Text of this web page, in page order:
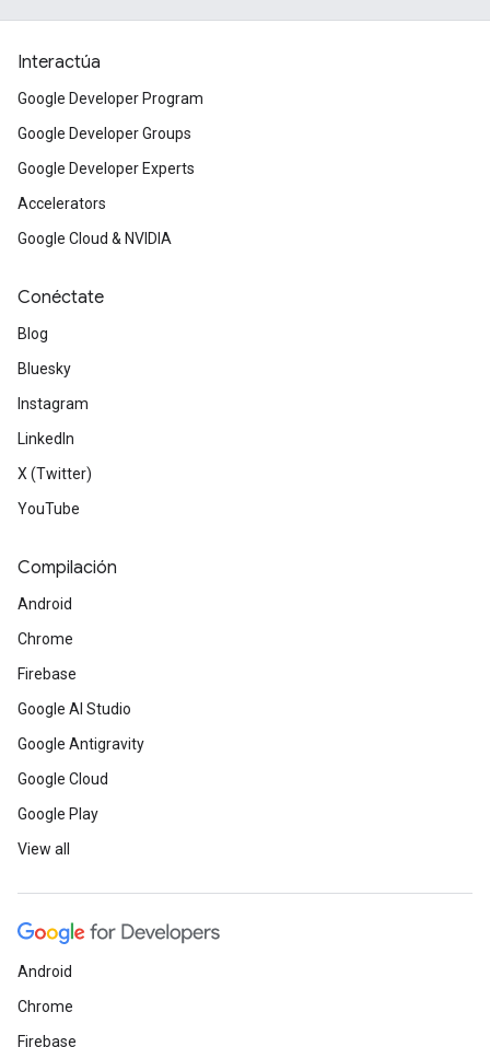
Interactúa
Google Developer Program
Google Developer Groups
Google Developer Experts
Accelerators
Google Cloud & NVIDIA
Conéctate
Blog
Bluesky
Instagram
LinkedIn
X (Twitter)
YouTube
Compilación
Android
Chrome
Firebase
Google AI Studio
Google Antigravity
Google Cloud
Google Play
View all
Android
Chrome
Firebase